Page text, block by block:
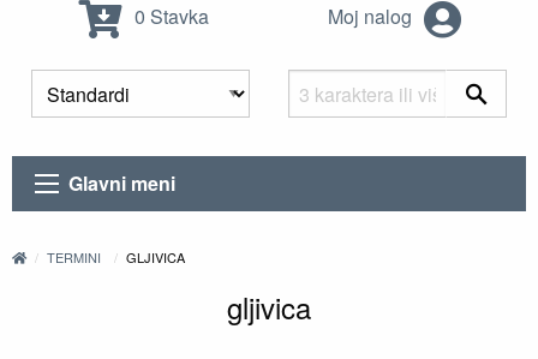
0 Stavka Moj nalog
Glavni meni
TERMINI GLJIVICA
gljivica